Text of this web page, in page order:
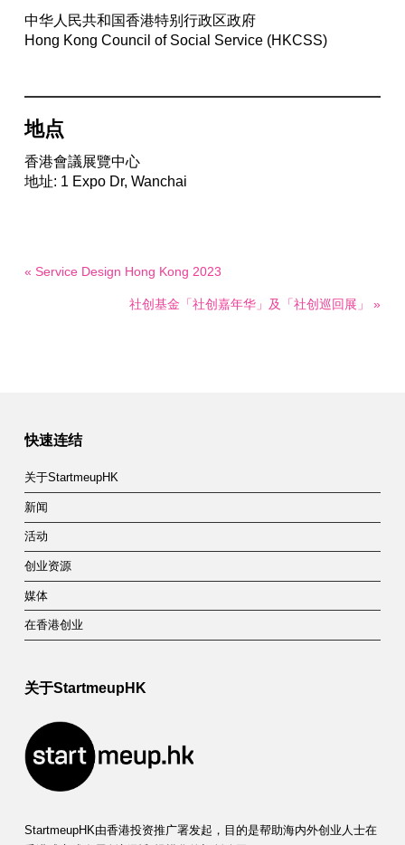
中华人民共和国香港特别行政区政府
Hong Kong Council of Social Service (HKCSS)
地点
香港會議展覽中心
地址: 1 Expo Dr, Wanchai
« Service Design Hong Kong 2023
社创基金「社创嘉年华」及「社创巡回展」 »
快速连结
关于StartmeupHK
新闻
活动
创业资源
媒体
在香港创业
关于StartmeupHK
StartmeupHK由香港投资推广署发起，目的是帮助海内外创业人士在